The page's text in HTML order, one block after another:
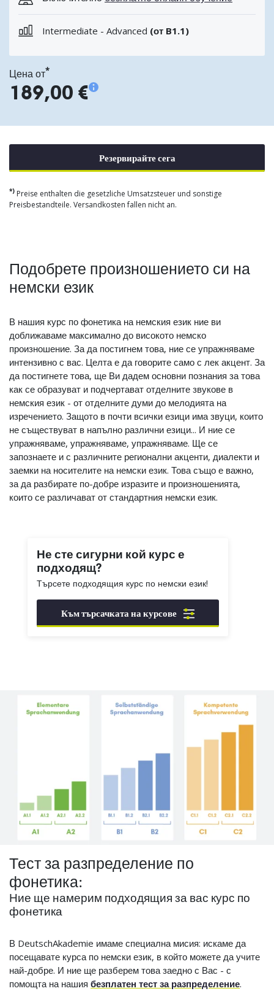
Intermediate - Advanced (от B1.1)
Цена от*
189,00 €
Резервирайте сега
*) Preise enthalten die gesetzliche Umsatzsteuer und sonstige
Preisbestandteile. Versandkosten fallen nicht an.
Подобрете произношението си на
немски език
В нашия курс по фонетика на немския език ние ви
доближаваме максимално до високото немско
произношение. За да постигнем това, ние се упражняваме
интензивно с вас. Целта е да говорите само с лек акцент. За
да постигнете това, ще Ви дадем основни познания за това
как се образуват и подчертават отделните звукове в
немския език - от отделните думи до мелодията на
изречението. Защото в почти всички езици има звуци, които
не съществуват в напълно различни езици... И ние се
упражняваме, упражняваме, упражняваме. Ще се
запознаете и с различните регионални акценти, диалекти и
заемки на носителите на немски език. Това също е важно,
за да разбирате по-добре изразите и произношенията,
които се различават от стандартния немски език.
Не сте сигурни кой курс е
подходящ?
Търсете подходящия курс по немски език!
Към търсачката на курсове
Тест за разпределение по
фонетика:
Ние ще намерим подходящия за вас курс по
фонетика
В DeutschAkademie имаме специална мисия: искаме да
посещавате курса по немски език, в който можете да учите
най-добре. И ние ще разберем това заедно с Вас - с
помощта на нашия безплатен тест за разпределение.